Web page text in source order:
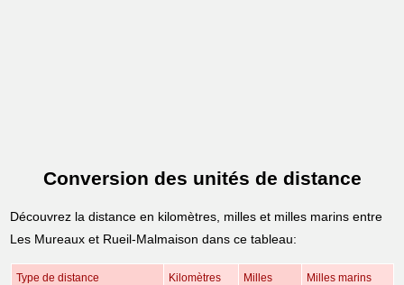
Conversion des unités de distance
Découvrez la distance en kilomètres, milles et milles marins entre
Les Mureaux et Rueil-Malmaison dans ce tableau:
Type de distance Kilomètres Milles Milles marins